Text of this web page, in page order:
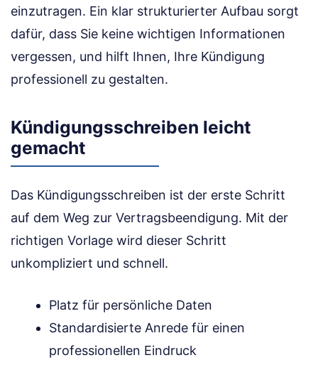
einzutragen. Ein klar strukturierter Aufbau sorgt
dafür, dass Sie keine wichtigen Informationen
vergessen, und hilft Ihnen, Ihre Kündigung
professionell zu gestalten.
Kündigungsschreiben leicht
gemacht
Das Kündigungsschreiben ist der erste Schritt
auf dem Weg zur Vertragsbeendigung. Mit der
richtigen Vorlage wird dieser Schritt
unkompliziert und schnell.
Platz für persönliche Daten
Standardisierte Anrede für einen
professionellen Eindruck